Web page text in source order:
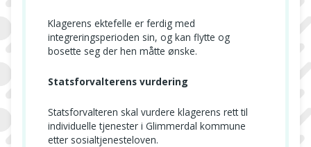
Klagerens ektefelle er ferdig med
integreringsperioden sin, og kan flytte og
bosette seg der hen måtte ønske.
Statsforvalterens vurdering
Statsforvalteren skal vurdere klagerens rett til
individuelle tjenester i Glimmerdal kommune
etter sosialtjenesteloven.